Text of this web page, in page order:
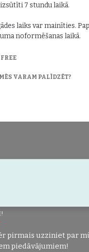
7 stundu laikā.
laiks var mainīties.
noformēšanas laikā.
VARAM PALĪDZĒT?
pirmais uzziniet par
piedāvājumiem!